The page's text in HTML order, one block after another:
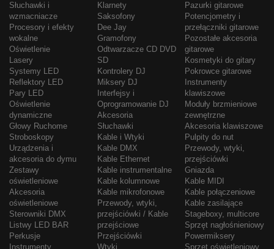
Słuchawki i
wzmacniacze
Procesory i efekty
wokalne
Oświetlenie
Lasery
Systemy LED
Reflektory LED
Pary LED
Oświetlenie
dynamiczne
Głowy Ruchome
Stroboskopy
Urządzenia i
akcesoria do dymu
Zestawy
oświetleniowe
Akcesoria
oświetleniowe
Sterowniki DMX
Listwy LED BAR
Perkusje
Instrumenty
Klarnety
Saksofony
Dee Jay
Gramofony
Odtwarzacze CD DVD
SD
Kontrolery DJ
Miksery DJ
Interfejsy i
Oprogramowanie DJ
Akcesoria
Słuchawki
Kable i Wtyki
Kable DMX
Kable Ethernet
Kable instrumentalne
Kable kolumnowe
Kable mikrofonowe
Przewody, wtyki,
przejściówki / Kable
przejściowe
Przejściówki
Wtyki
Pazurki gitarowe
Potencjometry i
przełączniki gitarowe
Pozostałe akcesoria
gitarowe
Kosmetyki do gitary
Pokrowce gitarowe
Instrumenty
klawiszowe
Moduły brzmieniowe
zewnętrzne
Akcesoria klawiszowe
Pulpity do nut
Przewody, wtyki,
przejściówki
Gniazda
Kable MIDI
Kable połączeniowe
Kable zasilające
Stageboxy, multicore
Sprzęt nagłośnieniowy
Powermiksery
Sprzęt oświetleniowy